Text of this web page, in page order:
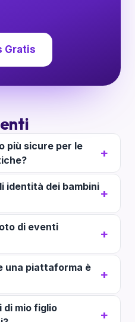
Gratis
più sicure per le
identità dei bambini
di eventi
una piattaforma è
di mio figlio